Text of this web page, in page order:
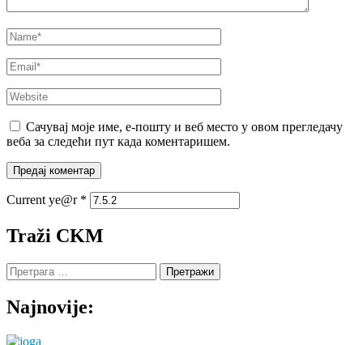
Name*
Email*
Website
Сачувај моје име, е-пошту и веб место у овом прегледачу
веба за следећи пут када коментаришем.
Current ye@r *
Traži CKM
Претрага
за:
Najnovije: